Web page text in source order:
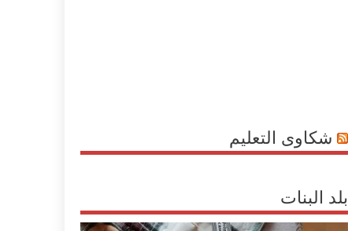
شكاوى التعليم
بلد البنات